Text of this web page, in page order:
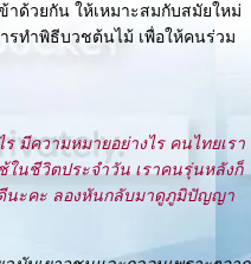
าด้วยกัน ให้เหมาะสมกับสมัยใหม่
รทำพิธีบวชต้นไม้ เพื่อให้คนร่วม
มีความหมายอย่างไร คนไทยเรา
ในชีวิตประจำวัน เราคนรุ่นหลังก็
ดีนะคะ ลองหันกลับมาดูภูมิปัญญา